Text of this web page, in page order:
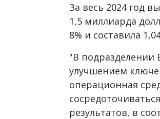
За весь 2024 год
1,5 миллиарда
8% и составила
"В
улучшением
операционная
результатов, в